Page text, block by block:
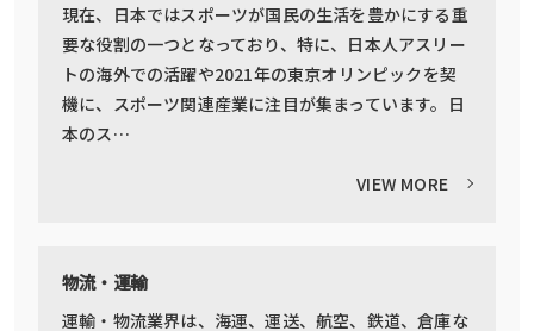
現在、日本ではスポーツが国民の生活を豊かにする重
要な役割の一つとなっており、特に、日本人アスリー
トの海外での活躍や2021年の東京オリンピックを契
機に、スポーツ関連産業に注目が集まっています。日
本のス…
VIEW MORE
物流・運輸
運輸・物流業界は、海運、運送、航空、鉄道、倉庫な